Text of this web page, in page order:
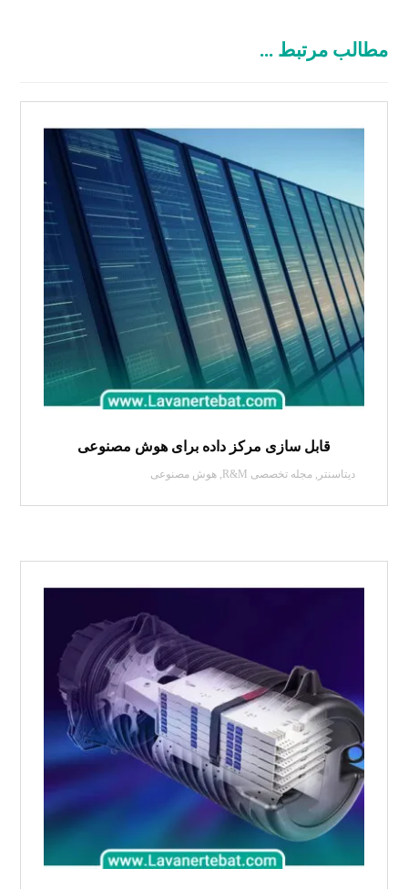
مطالب مرتبط ...
قابل سازی مرکز داده برای هوش مصنوعی
دیتاسنتر ,مجله تخصصی R&M ,هوش مصنوعی